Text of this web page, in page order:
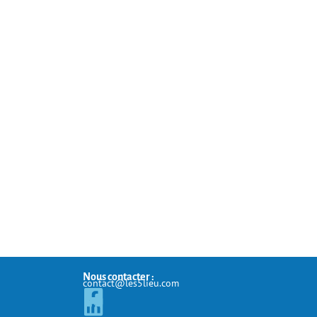
Nous contacter :
contact@les5lieu.com